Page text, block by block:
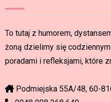
To tutaj z humorem,
żoną dzielimy się
poradami i refleksjami, które
Podmiejska 55A/48, 60-